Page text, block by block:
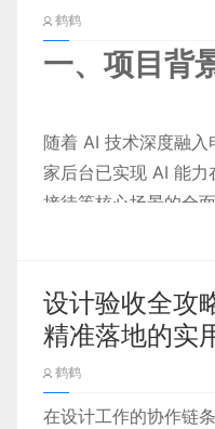
了引导视线，让信息
格系统，对文字与图
参考：https://
免陷入传统科技产品
好补上了 “创新感”
而成，既保留了蓝色
步骤3：进入 [预定]
房型，房型选择有3
的设计，终究只会
兰亭妙微深耕 UI
师始终保持持续学
在我们的官方网站
作为专业的 UI 设计
设计方案的核心前
鹤鹤
一、项目背
随着 AI 技术深度融
家后台已实现 AI 能力
接待等核心场景的全
遍面临 “不会用、不
心诱因，直接抬高了
本。
为此，我们以 **“统一
率”为核心目标，启动
设计验收全攻
精准落地的实
鹤鹤
在设计工作的协作链